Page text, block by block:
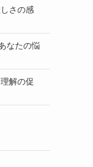
さの感
なたの悩
解の促